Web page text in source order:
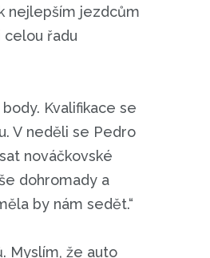
nejlepším jezdcům
celou řadu
Kvalifikace se
V neděli se Pedro
nováčkovské
dohromady a
by nám sedět.“
Myslím, že auto